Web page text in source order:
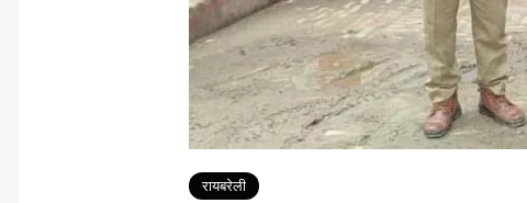
Tags
रायबरेली